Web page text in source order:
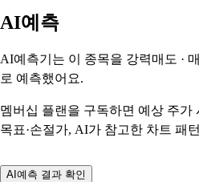
AI예측
AI예측기는 이 종목을 강력매도 ·
로 예측했어요.
멤버십 플랜을 구독하면 예상 주가
목표·손절가, AI가 참고한 차트 패
AI예측 결과 확인